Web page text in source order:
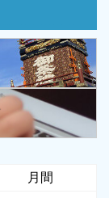
月間